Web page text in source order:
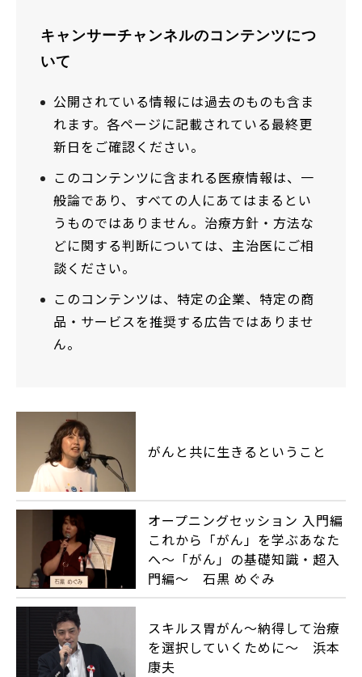
キャンサーチャンネルのコンテンツにつ
いて
公開されている情報には過去のものも含ま
れます。各ページに記載されている最終更
新日をご確認ください。
このコンテンツに含まれる医療情報は、一
般論であり、すべての人にあてはまるとい
うものではありません。治療方針・方法な
どに関する判断については、主治医にご相
談ください。
このコンテンツは、特定の企業、特定の商
品・サービスを推奨する広告ではありませ
ん。
がんと共に生きるということ
オープニングセッション 入門編
これから「がん」を学ぶあなた
へ～「がん」の基礎知識・超入
門編～ 石黒 めぐみ
スキルス胃がん～納得して治療
を選択していくために～ 浜本
康夫